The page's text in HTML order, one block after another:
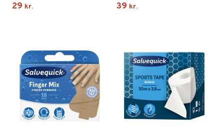
29 kr. 39 kr.